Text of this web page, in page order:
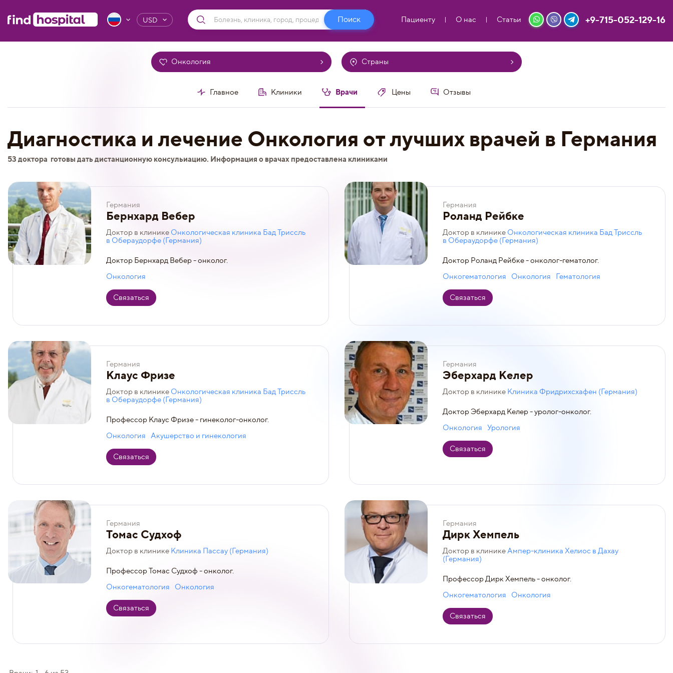
USD Пациенту О нас Статьи +9-715-052-129-16
Онкология Страны
Главное Клиники Врачи Цены Отзывы
Диагностика и лечение Онкология от лучших врачей в Германия
53 доктора готовы дать дистанционную консульиацию. Информация о врачах предоставлена клиниками
Германия
Бернхард Вебер
Доктор в клинике Онкологическая клиника Бад Триссль
в Обераудорфе (Германия)
Доктор Бернхард Вебер - онколог.
Онкология
Связаться
Германия
Роланд Рейбке
Доктор в клинике Онкологическая клиника Бад Триссль
в Обераудорфе (Германия)
Доктор Роланд Рейбке - онколог-гематолог.
Онкогематология
Онкология Гематология
Связаться
Германия
Клаус Фризе
Доктор в клинике Онкологическая клиника Бад Триссль
в Обераудорфе (Германия)
Профессор Клаус Фризе - гинеколог-онколог.
Онкология
Акушерство и гинекология
Связаться
Германия
Эберхард Келер
Доктор в клинике Клиника Фридрихсхафен (Германия)
Доктор Эберхард Келер - уролог-онколог.
Онкология
Урология
Связаться
Германия
Томас Судхоф
Доктор в клинике Клиника Пассау (Германия)
Профессор Томас Судхоф - онколог.
Онкогематология
Онкология
Связаться
Германия
Дирк Хемпель
Доктор в клиникеАмпер-клиника Хелиос в Дахау
(Германия)
Профессор Дирк Хемпель - онколог.
Онкогематология
Онкология
Связаться